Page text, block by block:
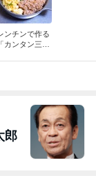
ンチンで作る
「カンタン三色
郎